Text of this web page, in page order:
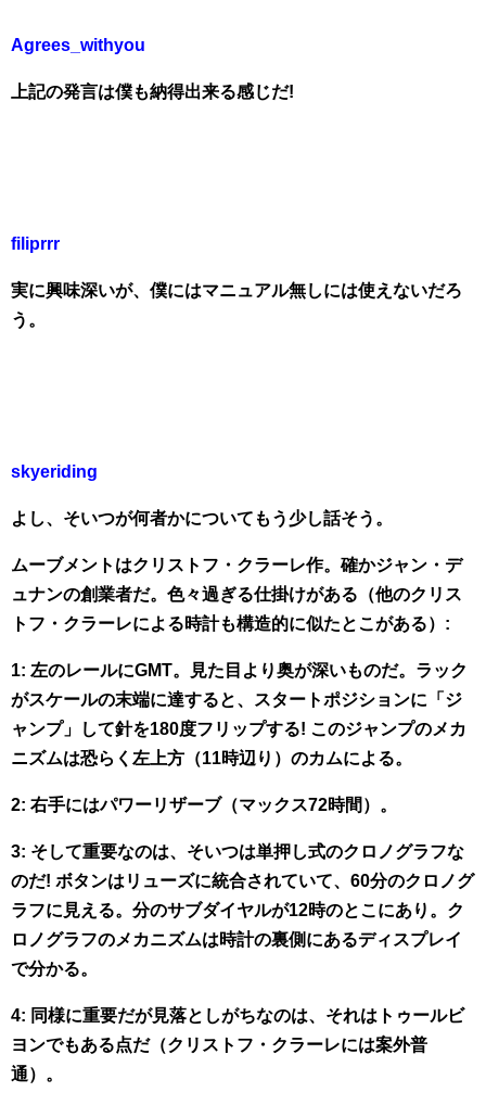
Agrees_withyou
上記の発言は僕も納得出来る感じだ!
filiprrr
実に興味深いが、僕にはマニュアル無しには使えないだろ
う。
skyeriding
よし、そいつが何者かについてもう少し話そう。
ムーブメントはクリストフ・クラーレ作。確かジャン・デ
ュナンの創業者だ。色々過ぎる仕掛けがある（他のクリス
トフ・クラーレによる時計も構造的に似たとこがある）:
1: 左のレールにGMT。見た目より奥が深いものだ。ラック
がスケールの末端に達すると、スタートポジションに「ジ
ャンプ」して針を180度フリップする! このジャンプのメカ
ニズムは恐らく左上方（11時辺り）のカムによる。
2: 右手にはパワーリザーブ（マックス72時間）。
3: そして重要なのは、そいつは単押し式のクロノグラフな
のだ! ボタンはリューズに統合されていて、60分のクロノグ
ラフに見える。分のサブダイヤルが12時のとこにあり。ク
ロノグラフのメカニズムは時計の裏側にあるディスプレイ
で分かる。
4: 同様に重要だが見落としがちなのは、それはトゥールビ
ヨンでもある点だ（クリストフ・クラーレには案外普
通）。